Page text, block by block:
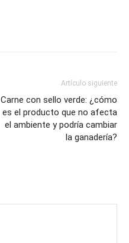
Artículo siguiente
Carne con sello verde: ¿cómo
es el producto que no afecta
el ambiente y podría cambiar
la ganadería?